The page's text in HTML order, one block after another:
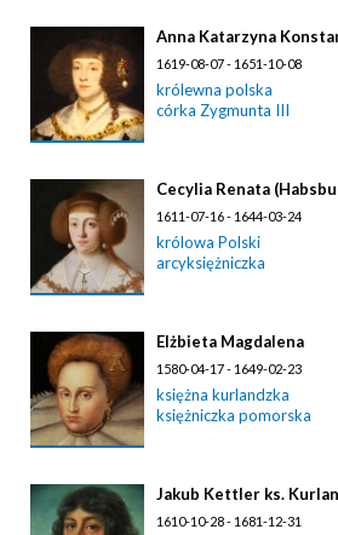
Anna Katarzyna
1619-08-07 - 1651-10-08
królewna polska
córka Zygmunta III
Cecylia Renata
1611-07-16 - 1644-03-24
królowa Polski
arcyksiężniczka
Elżbieta Magdalena
1580-04-17 - 1649-02-23
księżna kurlandzka
księżniczka pomorska
Jakub Kettler ks.
1610-10-28 - 1681-12-31